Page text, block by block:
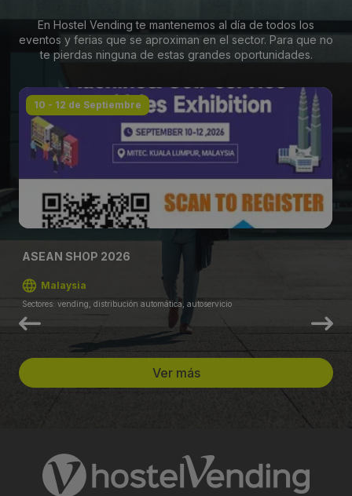
En Hostel Vending te mantenemos al día de todos los
eventos y ferias que se aproximan en el sector. Para que no
te pierdas ninguna de estas grandes oportunidades.
10 - 12 de Septiembre
ASEAN SHOP 2026
Malaysia
Sectores: vending, distribución automática, autoservicio
Ver más